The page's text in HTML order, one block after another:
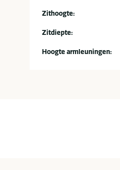
Zithoogte:
Zitdiepte:
Hoogte armleuningen: